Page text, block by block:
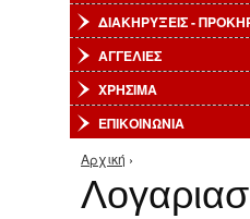
ΔΙΑΚΗΡΥΞΕΙΣ -
ΑΓΓΕΛΙΕΣ
ΧΡΗΣΙΜΑ
ΕΠΙΚΟΙΝΩΝΙΑ
Είστε εδώ
Αρχική ›